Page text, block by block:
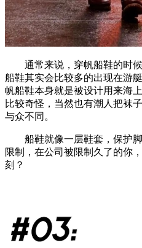
通常来说，穿帆船鞋的时候
船鞋其实会比较多的出现在游
帆船鞋本身就是被设计用来海
比较奇怪，当然也有潮人把袜
与众不同。
船鞋就像一层鞋套，保护脚
限制，在公司被限制久了的你
刻？